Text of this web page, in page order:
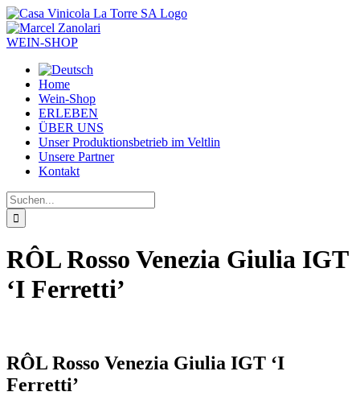
Zum
Inhalt
springen
WEIN-SHOP
Home
Wein-Shop
ERLEBEN
ÜBER UNS
Unser Produktionsbetrieb im Veltlin
Unsere Partner
Kontakt
Suche
nach:
RÔL Rosso Venezia Giulia IGT
‘I Ferretti’
RÔL Rosso Venezia Giulia IGT ‘I
Ferretti’